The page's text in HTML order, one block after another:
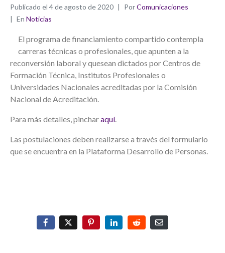
Publicado el 4 de agosto de 2020 PorComunicaciones
En Noticias
El programa de financiamiento compartido contempla
carreras técnicas o profesionales, que apunten a la
reconversión laboral y quesean dictados por Centros de
Formación Técnica, Institutos Profesionales o
Universidades Nacionales acreditadas por la Comisión
Nacional de Acreditación.
Para más detalles, pincharaquí.
Las postulaciones deben realizarse a través del formulario
que se encuentra en la Plataforma Desarrollo de Personas.